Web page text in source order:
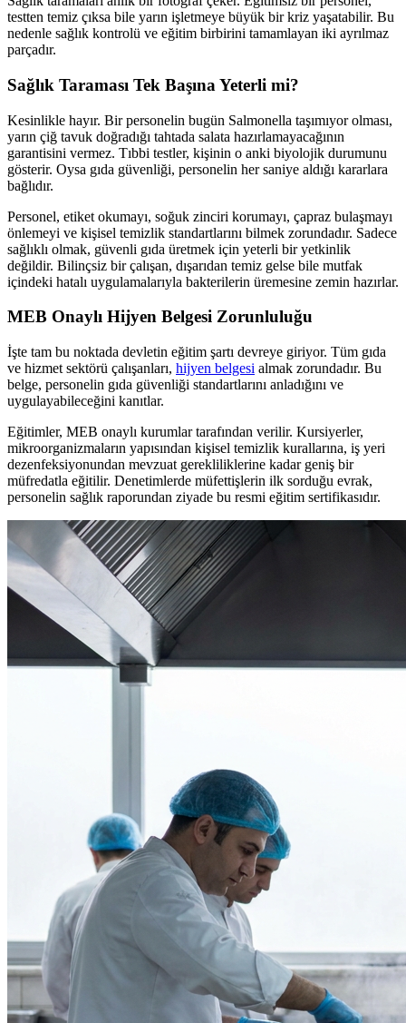
testten temiz çıksa bile yarın işletmeye büyük bir kriz yaşatabilir. Bu
nedenle sağlık kontrolü ve eğitim birbirini tamamlayan iki ayrılmaz
parçadır.
Sağlık Taraması Tek Başına Yeterli mi?
Kesinlikle hayır. Bir personelin bugün Salmonella taşımıyor olması,
yarın çiğ tavuk doğradığı tahtada salata hazırlamayacağının
garantisini vermez. Tıbbi testler, kişinin o anki biyolojik durumunu
gösterir. Oysa gıda güvenliği, personelin her saniye aldığı kararlara
bağlıdır.
Personel, etiket okumayı, soğuk zinciri korumayı, çapraz bulaşmayı
önlemeyi ve kişisel temizlik standartlarını bilmek zorundadır. Sadece
sağlıklı olmak, güvenli gıda üretmek için yeterli bir yetkinlik
değildir. Bilinçsiz bir çalışan, dışarıdan temiz gelse bile mutfak
içindeki hatalı uygulamalarıyla bakterilerin üremesine zemin hazırlar.
MEB Onaylı Hijyen Belgesi Zorunluluğu
İşte tam bu noktada devletin eğitim şartı devreye giriyor. Tüm gıda
ve hizmet sektörü çalışanları, hijyen belgesi almak zorundadır. Bu
belge, personelin gıda güvenliği standartlarını anladığını ve
uygulayabileceğini kanıtlar.
Eğitimler, MEB onaylı kurumlar tarafından verilir. Kursiyerler,
mikroorganizmaların yapısından kişisel temizlik kurallarına, iş yeri
dezenfeksiyonundan mevzuat gerekliliklerine kadar geniş bir
müfredatla eğitilir. Denetimlerde müfettişlerin ilk sorduğu evrak,
personelin sağlık raporundan ziyade bu resmi eğitim sertifikasıdır.